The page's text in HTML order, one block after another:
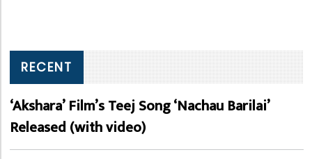
RECENT
‘Akshara’ Film’s Teej Song ‘Nachau Barilai’
Released (with video)